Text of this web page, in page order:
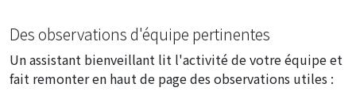
Des observations d'équipe pertinentes
Un assistant bienveillant lit l'activité de votre équipe et
fait remonter en haut de page des observations utiles :